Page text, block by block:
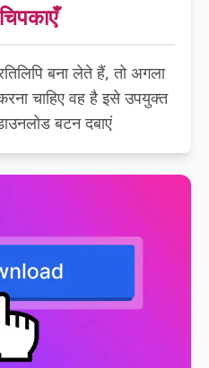
बना लेते हैं, तो अगला
चाहिए वह है इसे उपयुक्त
बटन दबाएं